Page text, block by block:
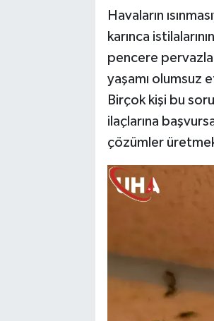
Havaların
karınca
pencere
yaşamı olumsuz
Birçok kişi bu
ilaçlarına
çözümler